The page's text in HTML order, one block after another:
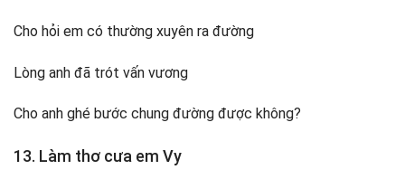
Cho hỏi em có thường xuyên ra đường
Lòng anh đã trót vấn vương
Cho anh ghé bước chung đường được không?
13. Làm thơ cưa em Vy